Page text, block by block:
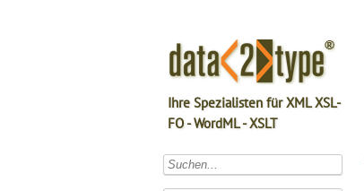
Ihre Spezialisten für XML XSL-
FO - WordML - XSLT